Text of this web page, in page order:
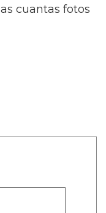
cuantas fotos